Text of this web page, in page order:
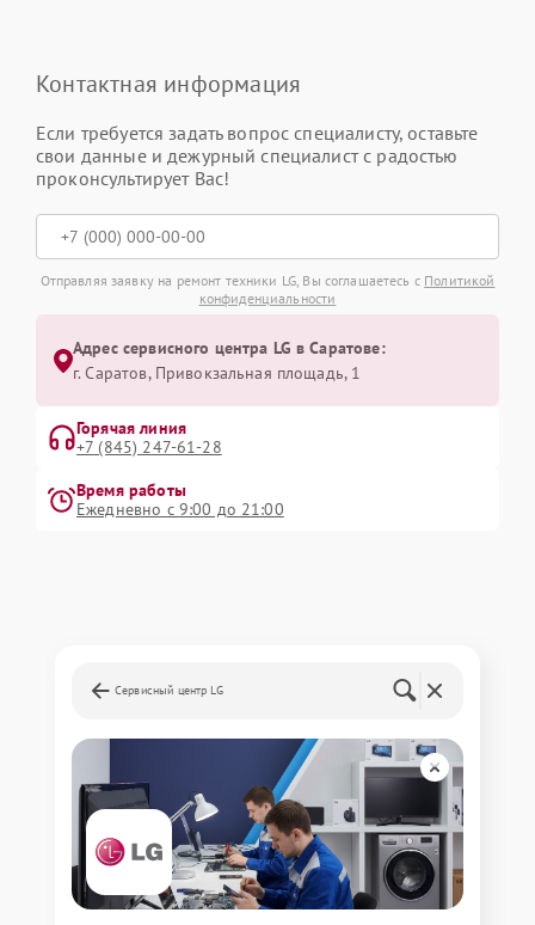
Контактная информация
Если требуется задать вопрос специалисту, оставьте
свои данные и дежурный специалист с радостью
проконсультирует Вас!
Отправляя заявку на ремонт техники LG, Вы соглашаетесь с Политикой
конфиденциальности
Адрес сервисного центра LG в Саратове:
г. Саратов, Привокзальная площадь, 1
Горячая линия
+7 (845) 247-61-28
Время работы
Ежедневно с 9:00 до 21:00
Сервисный центр LG